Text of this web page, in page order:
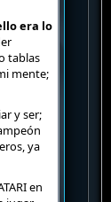
era lo
tablas
mente;
y ser;
ya
en